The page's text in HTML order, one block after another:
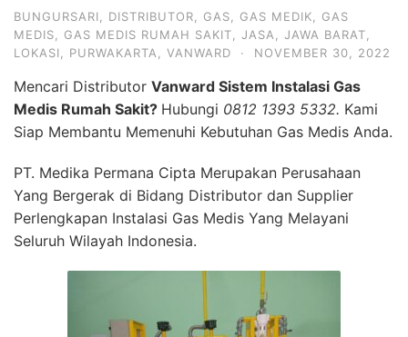
BUNGURSARI, DISTRIBUTOR, GAS, GAS MEDIK, GAS
MEDIS, GAS MEDIS RUMAH SAKIT, JASA, JAWA BARAT,
LOKASI, PURWAKARTA, VANWARD · NOVEMBER 30, 2022
Mencari Distributor Vanward Sistem Instalasi Gas
Medis Rumah Sakit? Hubungi 0812 1393 5332. Kami
Siap Membantu Memenuhi Kebutuhan Gas Medis Anda.
PT. Medika Permana Cipta Merupakan Perusahaan
Yang Bergerak di Bidang Distributor dan Supplier
Perlengkapan Instalasi Gas Medis Yang Melayani
Seluruh Wilayah Indonesia.